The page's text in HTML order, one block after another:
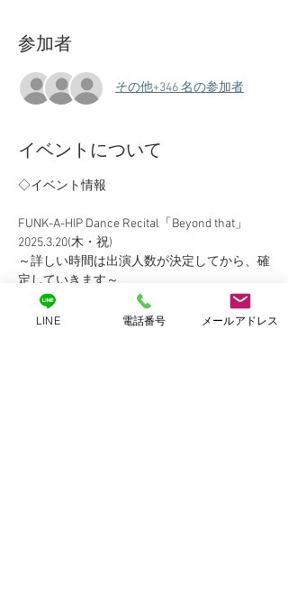
参加者
その他+346 名の参加者
イベントについて
◇イベント情報
FUNK-A-HIP Dance Recital「Beyond that」
2025.3.20(木・祝)
～詳しい時間は出演人数が決定してから、確
定していきます～
当日タイムスケジュール(仮)
LINE 電話番号 メールアドレス